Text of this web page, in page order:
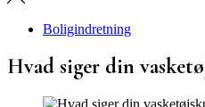
Boligindretning
Hvad siger din